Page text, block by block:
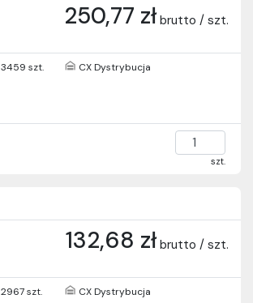
250,77 zł brutto / szt.
3459 szt. CX Dystrybucja
szt.
132,68 zł brutto / szt.
2967 szt. CX Dystrybucja